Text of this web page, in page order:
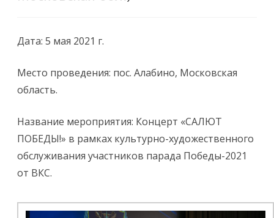
Дата: 5 мая 2021 г.
Место проведения: пос. Алабино, Московская
область.
Название мероприятия: Концерт «САЛЮТ
ПОБЕДЫ!» в рамках культурно-художественного
обслуживания участников парада Победы-2021
от ВКС.